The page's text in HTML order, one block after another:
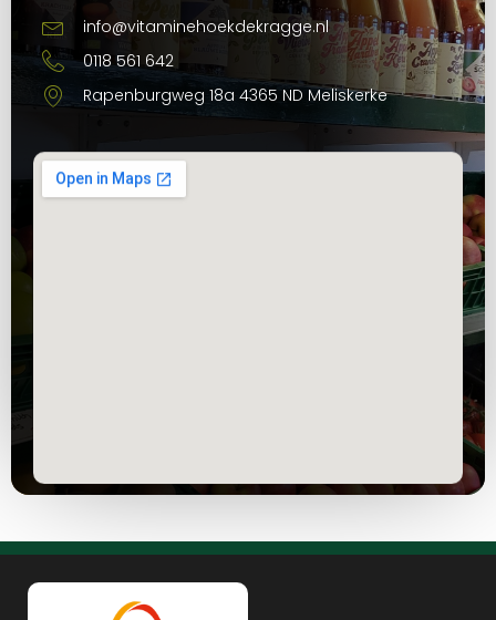
info@vitaminehoekdekragge.nl
0118 561 642
Rapenburgweg 18a 4365 ND Meliskerke